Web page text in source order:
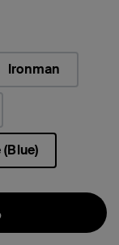
Ironman